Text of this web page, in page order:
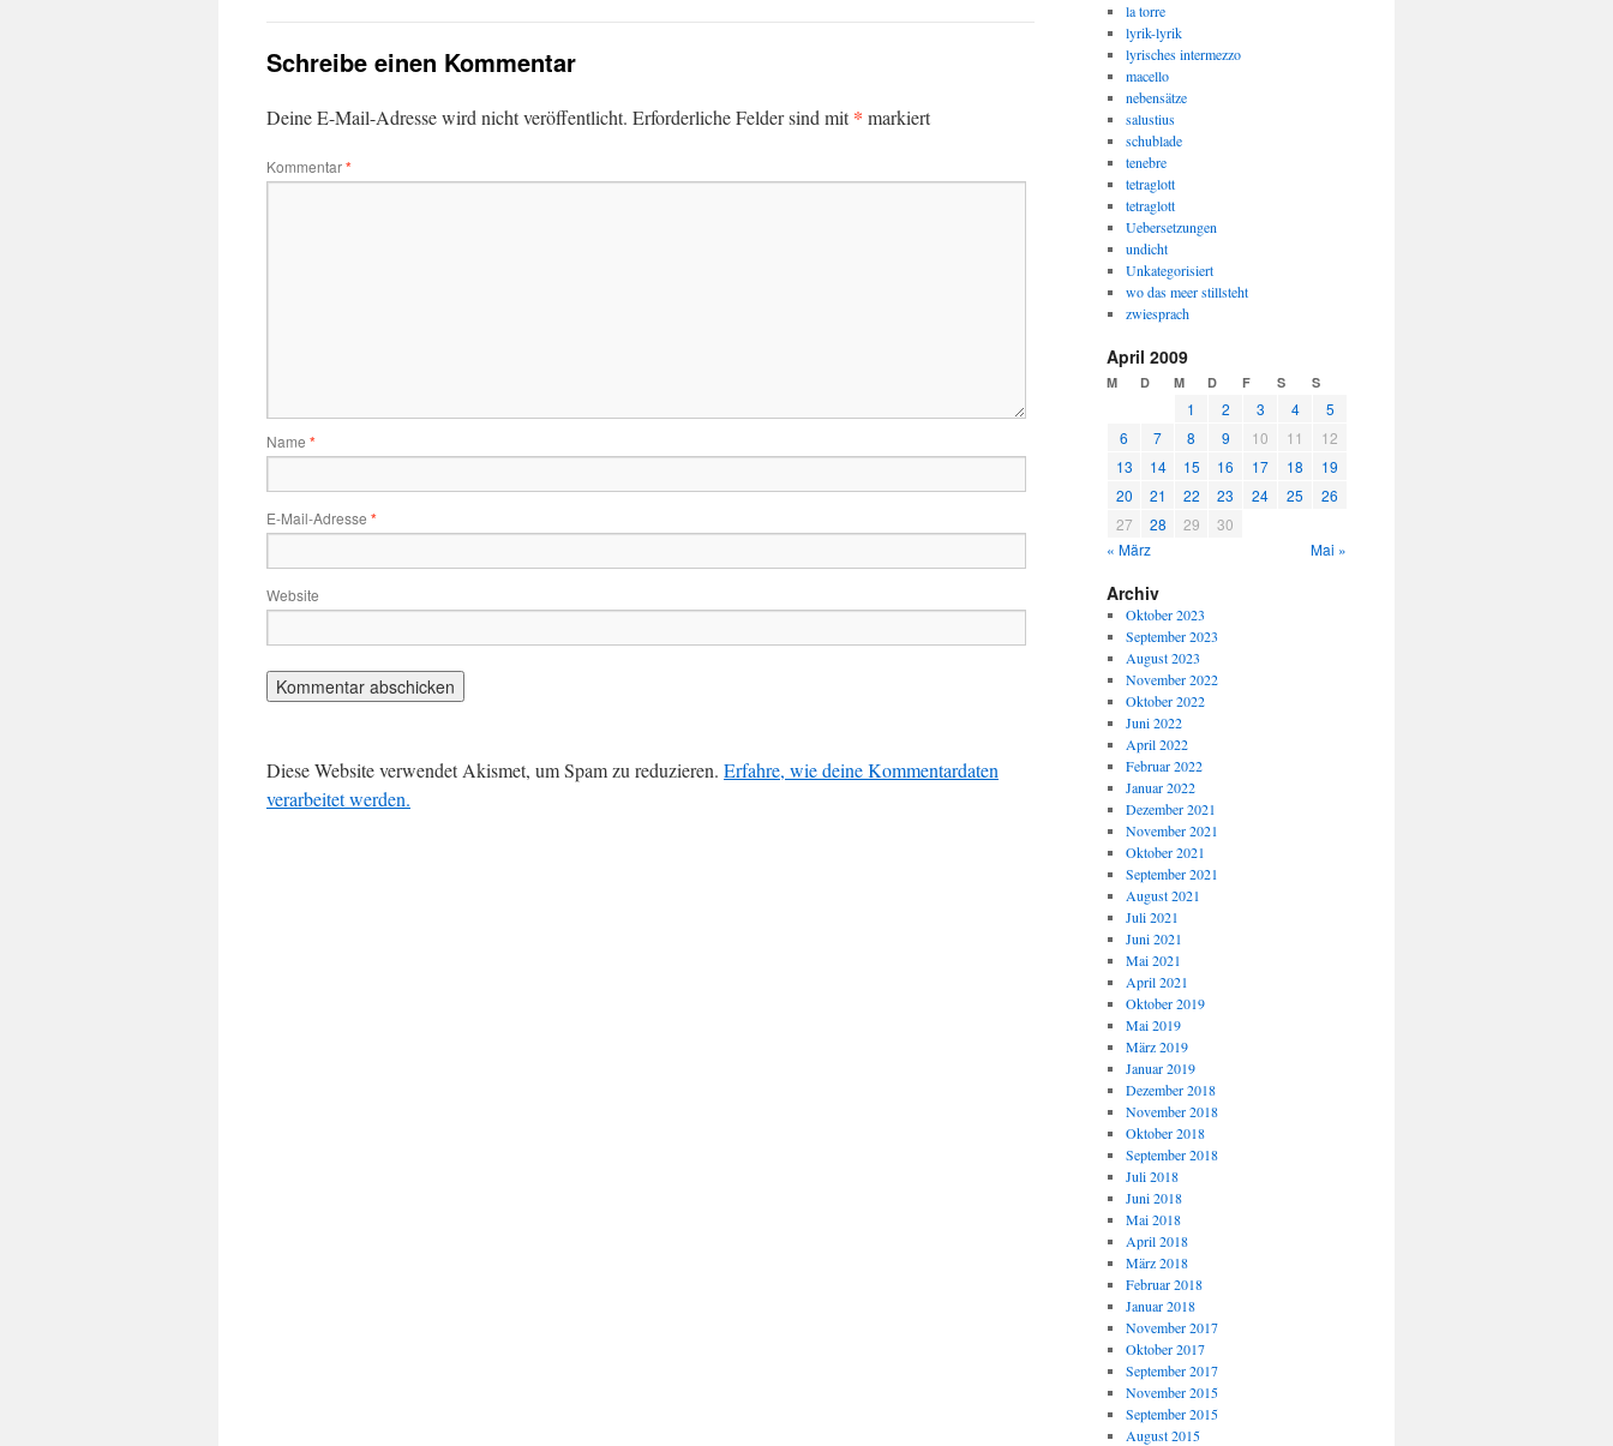
Schreibe einen Kommentar
Deine E-Mail-Adresse wird nicht veröffentlicht. Erforderliche Felder sind mit* markiert
Kommentar*
Name *
E-Mail-Adresse *
Website
Diese Website verwendet Akismet, um Spam zu reduzieren. Erfahre, wie deine Kommentardaten
verarbeitet werden.
la torre
lyrik-lyrik
lyrisches intermezzo
macello
nebensätze
salustius
schublade
tenebre
tetraglott
tetraglott
Uebersetzungen
undicht
Unkategorisiert
wo das meer stillsteht
zwiesprach
April 2009
M D M D F S S
1 2 3 4
5
6
7 8 9 10 11
12
13
14 15 16 17 18
19
20
21 22 23 24 25
26
27
28 29
30
« März
Mai »
Archiv
Oktober 2023
September 2023
August 2023
November 2022
Oktober 2022
Juni 2022
April 2022
Februar 2022
Januar 2022
Dezember 2021
November 2021
Oktober 2021
September 2021
August 2021
Juli 2021
Juni 2021
Mai 2021
April 2021
Oktober 2019
Mai 2019
März 2019
Januar 2019
Dezember 2018
November 2018
Oktober 2018
September 2018
Juli 2018
Juni 2018
Mai 2018
April 2018
März 2018
Februar 2018
Januar 2018
November 2017
Oktober 2017
September 2017
November 2015
September 2015
August 2015